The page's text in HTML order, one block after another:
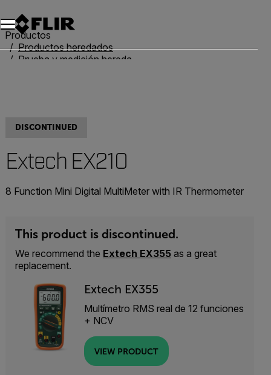
Unread messages
Modelo
Eliminar
artículos
artículo
Añadir al carro
Añadido al carro
Productos
Productos heredados
Prueba y medición heredadas
DISCONTINUED
Extech EX210
8 Function Mini Digital MultiMeter with IR Thermometer
This product is discontinued.
We recommend the Extech EX355 as a great
replacement.
Extech EX355
Multímetro RMS real de 12 funciones
+ NCV
VIEW PRODUCT